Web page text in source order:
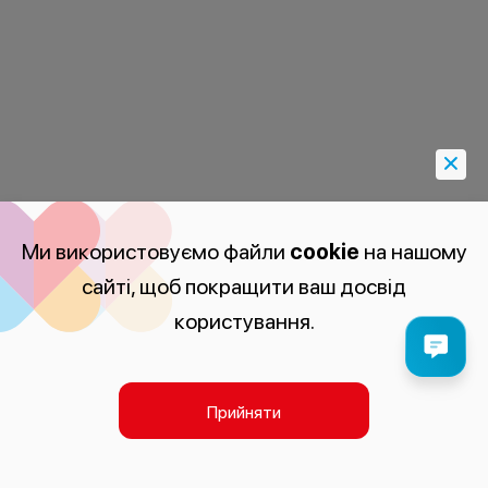
Ми використовуємо файли cookie на нашому
сайті, щоб покращити ваш досвід
користування.
Прийняти